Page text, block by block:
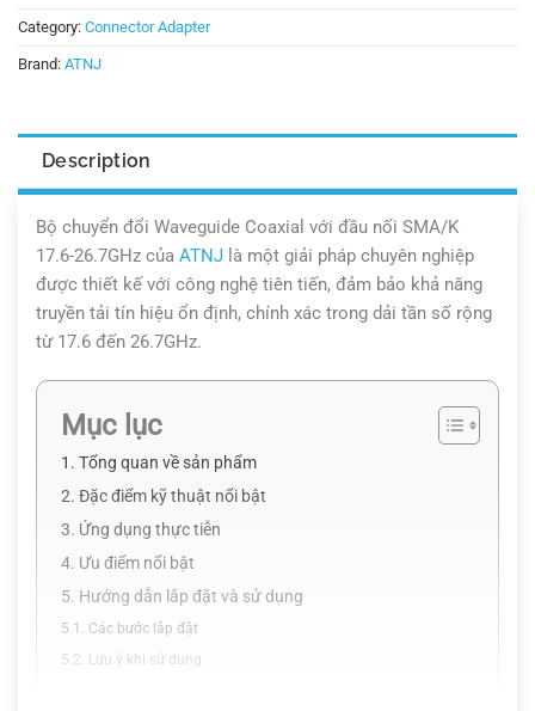
Category: Connector Adapter
Brand: ATNJ
Description
Bộ chuyển đổi Waveguide Coaxial với đầu nối SMA/K
17.6-26.7GHz của ATNJ là một giải pháp chuyên nghiệp
được thiết kế với công nghệ tiên tiến, đảm bảo khả năng
truyền tải tín hiệu ổn định, chính xác trong dải tần số rộng
từ 17.6 đến 26.7GHz.
Mục lục
1. Tổng quan về sản phẩm
2. Đặc điểm kỹ thuật nổi bật
3. Ứng dụng thực tiễn
4. Ưu điểm nổi bật
5. Hướng dẫn lắp đặt và sử dụng
5.1. Các bước lắp đặt
5.2. Lưu ý khi sử dụng